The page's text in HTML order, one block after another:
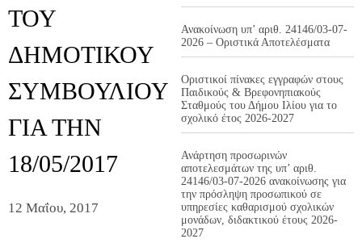
ΤΟΥ
ΔΗΜΟΤΙΚΟΥ
ΣΥΜΒΟΥΛΙΟΥ
ΓΙΑ ΤΗΝ
18/05/2017
12 Μαΐου, 2017
Ανακοίνωση υπ’ αριθ. 24146/03-07-
2026 – Οριστικά Αποτελέσματα
Οριστικοί πίνακες εγγραφών στους
Παιδικούς & Βρεφονηπιακούς
Σταθμούς του Δήμου Ιλίου για το
σχολικό έτος 2026-2027
Ανάρτηση προσωρινών
αποτελεσμάτων της υπ’ αριθ.
24146/03-07-2026 ανακοίνωσης για
την πρόσληψη προσωπικού σε
υπηρεσίες καθαρισμού σχολικών
μονάδων, διδακτικού έτους 2026-
2027